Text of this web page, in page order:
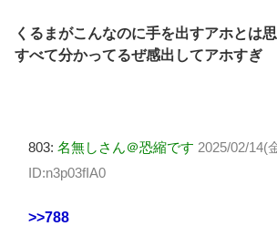
くるまがこんなのに手を出すアホとは
すべて分かってるぜ感出してアホすぎ
803: 名無しさん＠恐縮です 2025/02/14(
ID:n3p03fIA0
>>788